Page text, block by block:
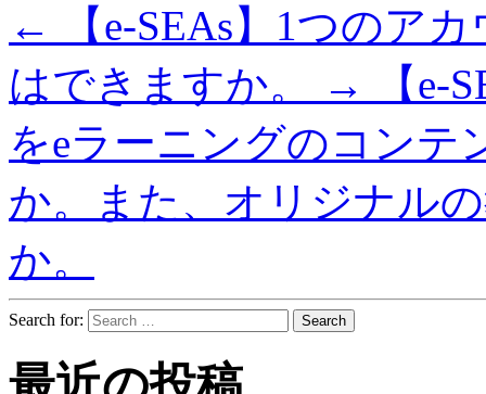
←
【e-SEAs】1つのア
はできますか。
→
【e-
をeラーニングのコンテ
か。また、オリジナル
か。
Search for: